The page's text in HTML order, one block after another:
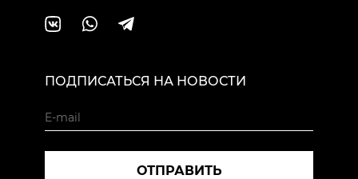
ПОДПИСАТЬСЯ НА НОВОСТИ
ОТПРАВИТЬ